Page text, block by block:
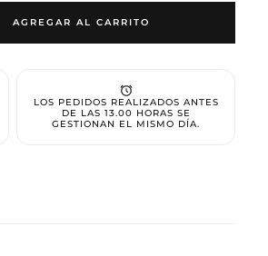
AGREGAR AL CARRITO
LOS PEDIDOS REALIZADOS ANTES
DE LAS 13.00 HORAS SE
GESTIONAN EL MISMO DÍA.